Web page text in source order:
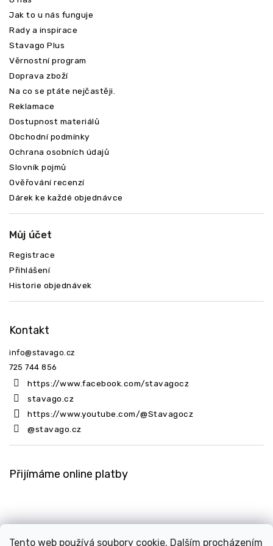
Tento web používá soubory cookie. Dalším procházením
Jak to u nás funguje
Rady a inspirace
Stavago Plus
Věrnostní program
Doprava zboží
Na co se ptáte nejčastěji.
Reklamace
Dostupnost materiálů
Obchodní podmínky
Ochrana osobních údajů
Slovník pojmů
Ověřování recenzí
Dárek ke každé objednávce
Můj účet
Registrace
Přihlášení
Historie objednávek
Kontakt
info@stavago.cz
725 744 856
https://www.facebook.com/stavagocz
stavago.cz
https://www.youtube.com/@Stavagocz
@stavago.cz
Přijímáme online platby